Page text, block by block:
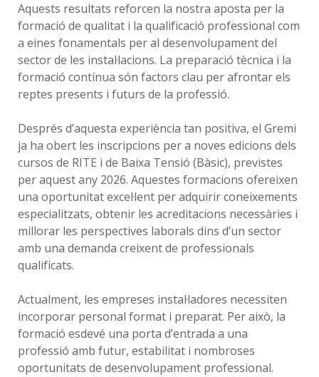
Aquests resultats reforcen la nostra aposta per la
formació de qualitat i la qualificació professional com
a eines fonamentals per al desenvolupament del
sector de les instal·lacions. La preparació tècnica i la
formació contínua són factors clau per afrontar els
reptes presents i futurs de la professió.
Després d’aquesta experiència tan positiva, el Gremi
ja ha obert les inscripcions per a noves edicions dels
cursos de RITE i de Baixa Tensió (Bàsic), previstes
per aquest any 2026. Aquestes formacions ofereixen
una oportunitat excel·lent per adquirir coneixements
especialitzats, obtenir les acreditacions necessàries i
millorar les perspectives laborals dins d’un sector
amb una demanda creixent de professionals
qualificats.
Actualment, les empreses instal·ladores necessiten
incorporar personal format i preparat. Per això, la
formació esdevé una porta d’entrada a una
professió amb futur, estabilitat i nombroses
oportunitats de desenvolupament professional.